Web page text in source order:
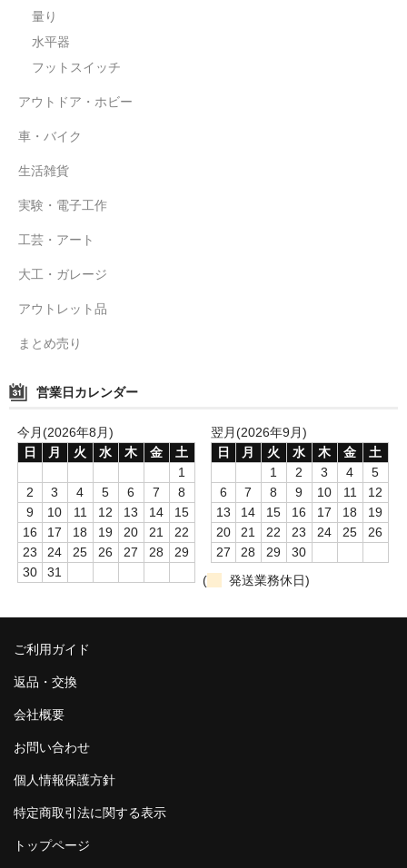
量り
水平器
フットスイッチ
アウトドア・ホビー
車・バイク
生活雑貨
実験・電子工作
工芸・アート
大工・ガレージ
アウトレット品
まとめ売り
営業日カレンダー
今月(2026年8月)
日
月 火 水 木 金
土
1
2
3 4 5 6 7
8
9
10 11 12 13 14
15
16
17 18 19 20 21
22
23
24 25 26 27 28
29
30
31
翌月(2026年9月)
日
月 火 水 木 金
土
1
2 3 4
5
6
7 8 9 10 11
12
13
14 15 16 17 18
19
20
21 22 23 24 25
26
27
28 29
30
(
発送業務休日)
ご利用ガイド
返品・交換
会社概要
お問い合わせ
個人情報保護方針
特定商取引法に関する表示
トップページ